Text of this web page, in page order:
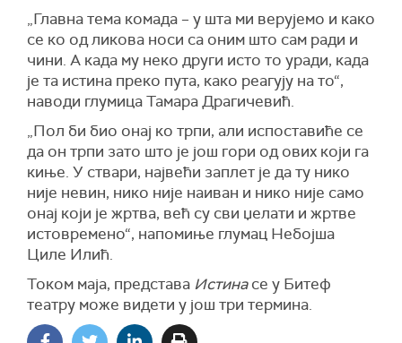
„Главна тема комада – у шта ми верујемо и како
се ко од ликова носи са оним што сам ради и
чини. А када му неко други исто то уради, када
је та истина преко пута, како реагују на то“,
наводи глумица Тамара Драгичевић.
„Пол би био онај ко трпи, али испоставиће се
да он трпи зато што је још гори од ових који га
киње. У ствари, највећи заплет је да ту нико
није невин, нико није наиван и нико није само
онај који је жртва, већ су сви џелати и жртве
истовремено“, напомиње глумац Небојша
Циле Илић.
Током маја, представа Истинасе у Битеф
театру може видети у још три термина.